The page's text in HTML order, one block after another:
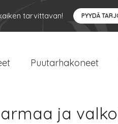
tarvittavan! PYYDÄ
Puutarhakoneet
ja